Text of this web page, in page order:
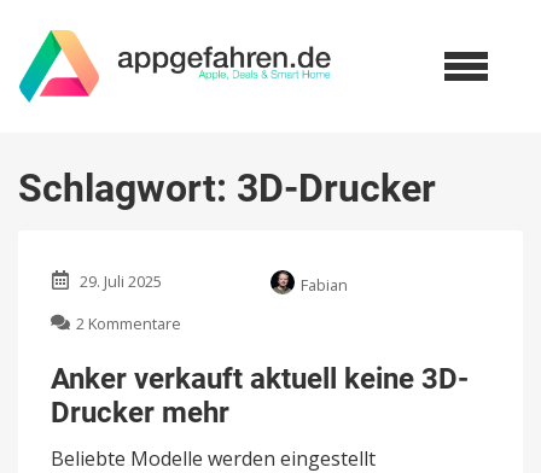
Schlagwort: 3D-Drucker
29. Juli 2025
Fabian
2 Kommentare
verkauft
aktuell
keine
Drucker
Anker verkauft aktuell keine 3D-
Drucker mehr
Beliebte Modelle werden eingestellt